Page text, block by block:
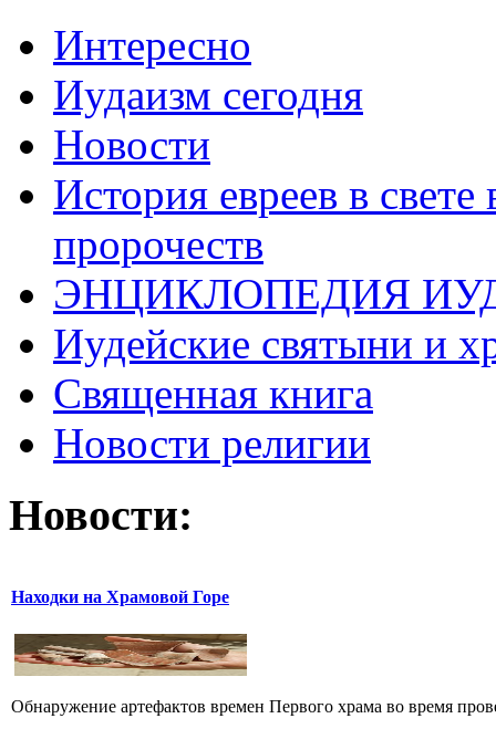
Интересно
Иудаизм сегодня
Новости
История евреев в
пророчеств
ЭНЦИКЛОПЕДИЯ
Иудейские святыни и
Священная книга
Новости религии
Новости:
Находки на Храмовой Горе
Обнаружение артефактов времен Первого храма во время